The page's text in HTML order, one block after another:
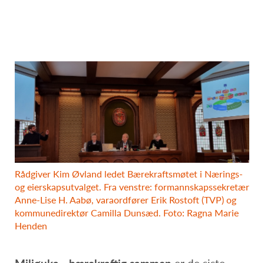
Rådgiver Kim Øvland ledet Bærekraftsmøtet i Nærings-
og eierskapsutvalget. Fra venstre: formannskapssekretær
Anne-Lise H. Aabø, varaordfører Erik Rostoft (TVP) og
kommunedirektør Camilla Dunsæd. Foto: Ragna Marie
Henden